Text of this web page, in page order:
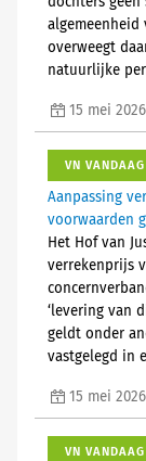
algemeenheid
overweegt
natuurlijke
15 mei 2026
VN VANDAAG
Aanpassing
voorwaarden
Het Hof van
verrekenprijs
‘levering van
geldt onder
vastgelegd in
15 mei 2026
VN VANDAAG